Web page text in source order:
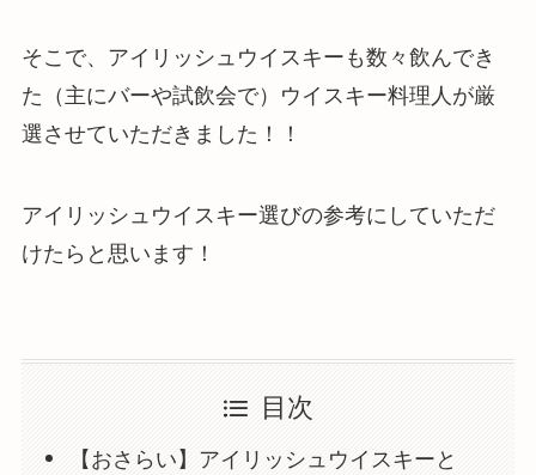
そこで、アイリッシュウイスキーも数々飲んでき
た（主にバーや試飲会で）ウイスキー料理人が厳
選させていただきました！！
アイリッシュウイスキー選びの参考にしていただ
けたらと思います！
目次
【おさらい】アイリッシュウイスキーと